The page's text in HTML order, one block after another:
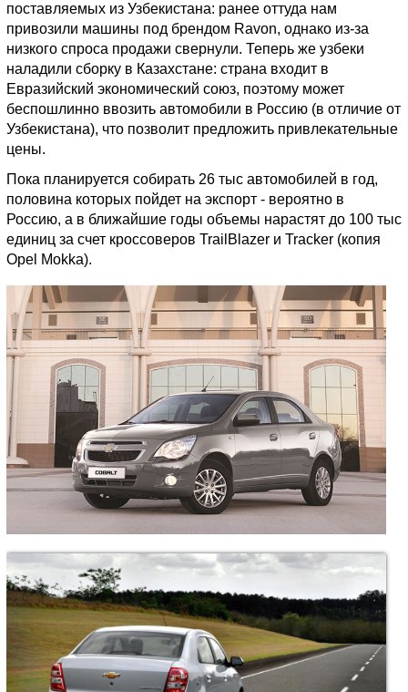
поставляемых из Узбекистана: ранее оттуда нам
привозили машины под брендом Ravon, однако из-за
низкого спроса продажи свернули. Теперь же узбеки
наладили сборку в Казахстане: страна входит в
Евразийский экономический союз, поэтому может
беспошлинно ввозить автомобили в Россию (в отличие от
Узбекистана), что позволит предложить привлекательные
цены.
Пока планируется собирать 26 тыс автомобилей в год,
половина которых пойдет на экспорт - вероятно в
Россию, а в ближайшие годы объемы нарастят до 100 тыс
единиц за счет кроссоверов TrailBlazer и Tracker (копия
Opel Mokka).